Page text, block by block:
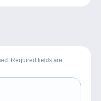
Required fields are